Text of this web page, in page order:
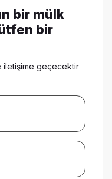
bir mülk
bir
iletişime geçecektir